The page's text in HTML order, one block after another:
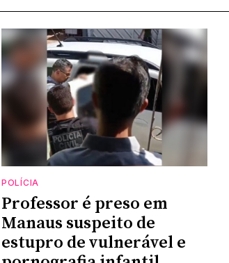
POLÍCIA
Professor é preso em
Manaus suspeito de
estupro de vulnerável e